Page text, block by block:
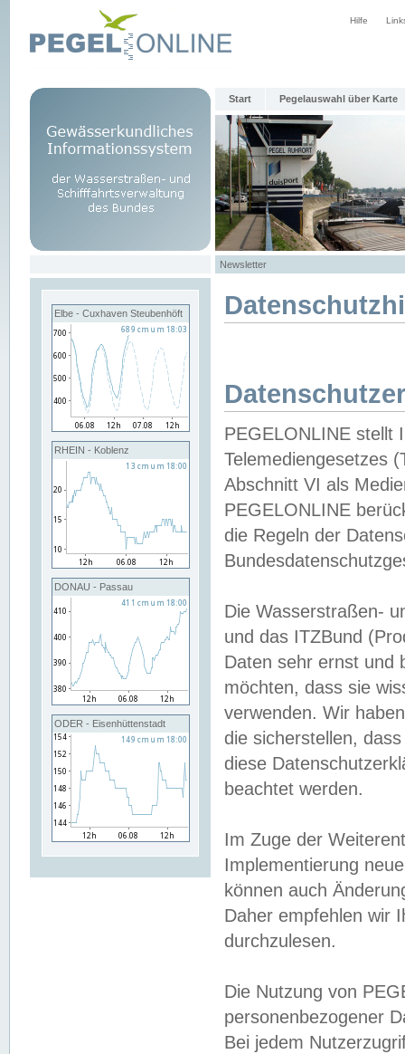
Hilfe
Start Pegelauswahl über Karte
Newsletter
Elbe - Cuxhaven Steubenhöft
RHEIN - Koblenz
DONAU - Passau
ODER - Eisenhüttenstadt
PEGELONLINE stellt
Telemediengesetzes
Abschnitt VI als
PEGELONLINE
die Regeln der
Die Wasserstraßen-
und das ITZBund
Daten sehr ernst und
möchten, dass sie
verwenden. Wir
die sicherstellen,
diese
beachtet werden.
Im Zuge der
Implementierung
können auch
Daher empfehlen wir
durchzulesen.
Die Nutzung von
personenbezogener
Bei jedem